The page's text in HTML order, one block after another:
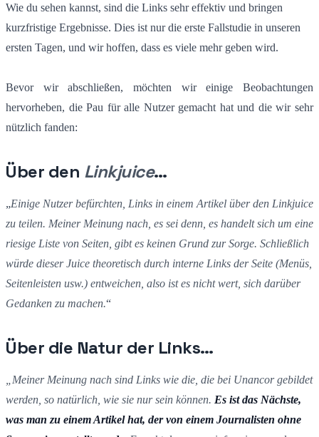
Wie du sehen kannst, sind die Links sehr effektiv und bringen
kurzfristige Ergebnisse. Dies ist nur die erste Fallstudie in unseren
ersten Tagen, und wir hoffen, dass es viele mehr geben wird.
Bevor wir abschließen, möchten wir einige Beobachtungen
hervorheben, die Pau für alle Nutzer gemacht hat und die wir sehr
nützlich fanden:
Über den Linkjuice…
„Einige Nutzer befürchten, Links in einem Artikel über den Linkjuice
zu teilen. Meiner Meinung nach, es sei denn, es handelt sich um eine
riesige Liste von Seiten, gibt es keinen Grund zur Sorge. Schließlich
würde dieser Juice theoretisch durch interne Links der Seite (Menüs,
Seitenleisten usw.) entweichen, also ist es nicht wert, sich darüber
Gedanken zu machen.“
Über die Natur der Links…
„Meiner Meinung nach sind Links wie die, die bei Unancor gebildet
werden, so natürlich, wie sie nur sein können. Es ist das Nächste,
was man zu einem Artikel hat, der von einem Journalisten ohne